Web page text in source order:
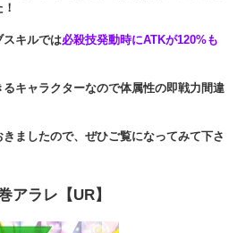
スキルでは必殺技発動時にATKが120%も
キャラクターなので体属性の即戦力間違
ましたので、ぜひご覧になってみて下さ
アラレ【UR】